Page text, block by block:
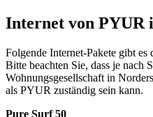
Internet von PYUR
Folgende Internet-Pakete gibt
Bitte beachten Sie, dass je nach
Wohnungsgesellschaft in
als PYUR zuständig sein kann.
Pure Surf 50